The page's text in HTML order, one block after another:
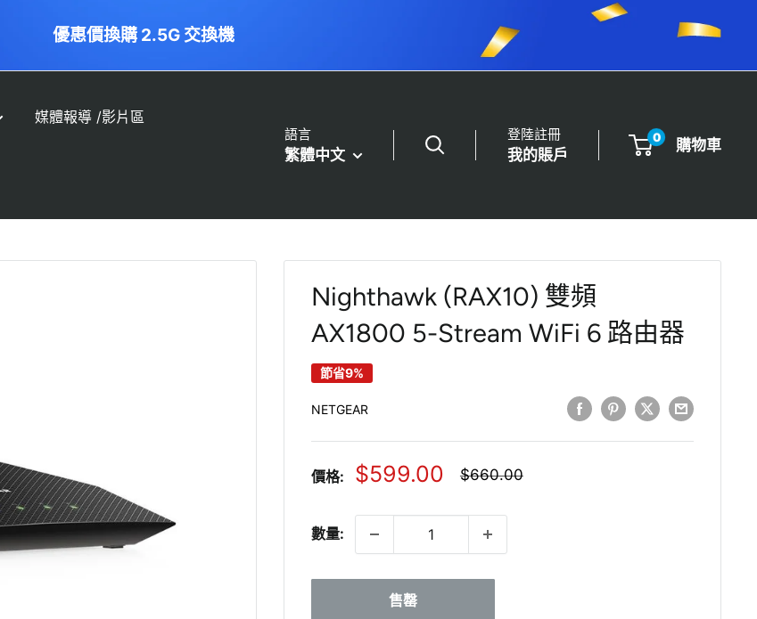
優惠價換購 2.5G 交換機
媒體報導 /影片區
語言
繁體中文
登陸註冊
我的賬戶
0 購物車
Nighthawk (RAX10) 雙頻
AX1800 5-Stream WiFi 6 路由器
節省9%
NETGEAR
價格:
銷
價
格
$599.00
正
格
$660.00
數量:
售罄